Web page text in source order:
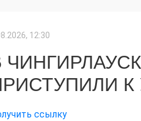
12:30
К
ссылку